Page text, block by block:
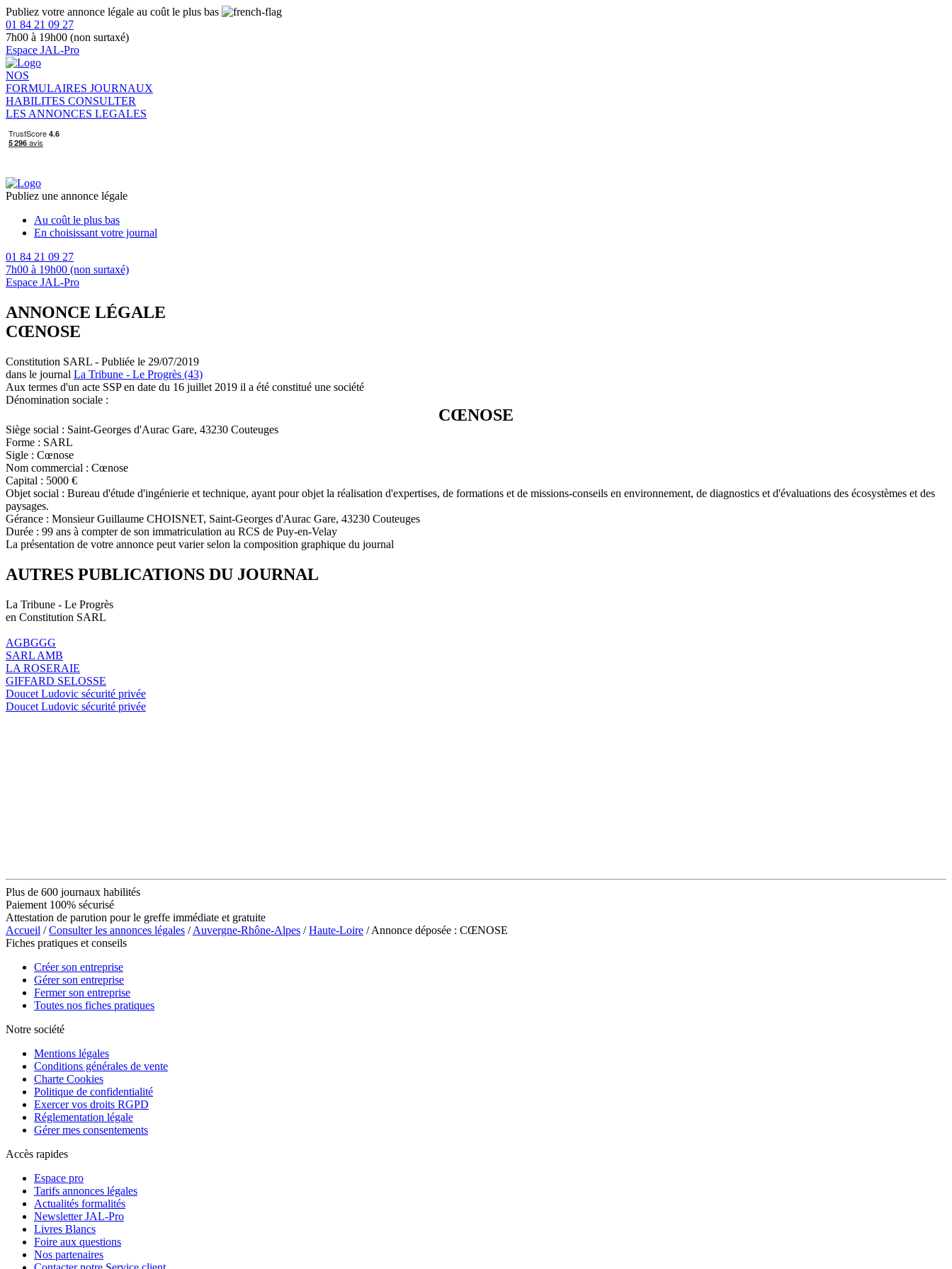
Publiez votre annonce légale au coût le plus bas
01 84 21 09 27
7h00 à 19h00 (non surtaxé)
Espace JAL-Pro
NOS
FORMULAIRES JOURNAUX
HABILITES CONSULTER
LES ANNONCES LEGALES
Publiez une annonce légale
Au coût le plus bas
En choisissant votre journal
01 84 21 09 27
7h00 à 19h00 (non surtaxé)
Espace JAL-Pro
ANNONCE LÉGALE
CŒNOSE
Constitution SARL - Publiée le 29/07/2019
dans le journal La Tribune - Le Progrès (43)
Aux termes d'un acte SSP en date du 16 juillet 2019 il a été constitué une société
Dénomination sociale :
CŒNOSE
Siège social : Saint-Georges d'Aurac Gare, 43230 Couteuges
Forme : SARL
Sigle : Cœnose
Nom commercial : Cœnose
Capital : 5000 €
Objet social : Bureau d'étude d'ingénierie et technique, ayant pour objet la réalisation d'expertises, de formations et de missions-conseils en environnement, de diagnostics et d'évaluations des écosystèmes et des
paysages.
Gérance : Monsieur Guillaume CHOISNET, Saint-Georges d'Aurac Gare, 43230 Couteuges
Durée : 99 ans à compter de son immatriculation au RCS de Puy-en-Velay
La présentation de votre annonce peut varier selon la composition graphique du journal
AUTRES PUBLICATIONS DU JOURNAL
La Tribune - Le Progrès
en Constitution SARL
AGBGGG
SARL AMB
LA ROSERAIE
GIFFARD SELOSSE
Doucet Ludovic sécurité privée
Doucet Ludovic sécurité privée
Plus de 600 journaux habilités
Paiement 100% sécurisé
Attestation de parution pour le greffe immédiate et gratuite
Accueil /Consulter les annonces légales /Auvergne-Rhône-Alpes /Haute-Loire / Annonce déposée : CŒNOSE
Fiches pratiques et conseils
Créer son entreprise
Gérer son entreprise
Fermer son entreprise
Toutes nos fiches pratiques
Notre société
Mentions légales
Conditions générales de vente
Charte Cookies
Politique de confidentialité
Exercer vos droits RGPD
Réglementation légale
Gérer mes consentements
Accès rapides
Espace pro
Tarifs annonces légales
Actualités formalités
Newsletter JAL-Pro
Livres Blancs
Foire aux questions
Nos partenaires